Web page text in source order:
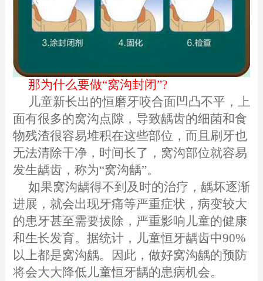
那为什么要做“窝沟封闭”?
儿童新长出的恒磨牙咬合面凹凸不平，上
面有很多的窝沟点隙，导致龋齿的细菌和食
物残渣很容易堆积在这些部位，而且刷牙也
无法清除干净，时间长了，窝沟部位就容易
发生龋齿，称为“窝沟龋”。
如果窝沟龋得不到及时的治疗，龋坏逐渐
进展，就会出现牙痛等严重症状，病变较大
的患牙甚至需要拔除，严重影响儿童的健康
和生长发育。据统计，儿童恒牙龋齿中90%
以上都是窝沟龋。因此，做好窝沟龋的预防
将会大大降低儿童恒牙龋的患病机会。